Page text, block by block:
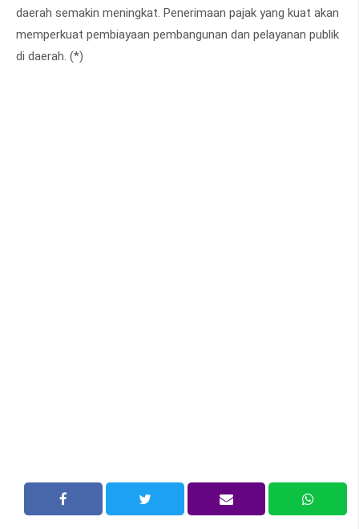
daerah semakin meningkat. Penerimaan pajak yang kuat akan
memperkuat pembiayaan pembangunan dan pelayanan publik
di daerah. (*)